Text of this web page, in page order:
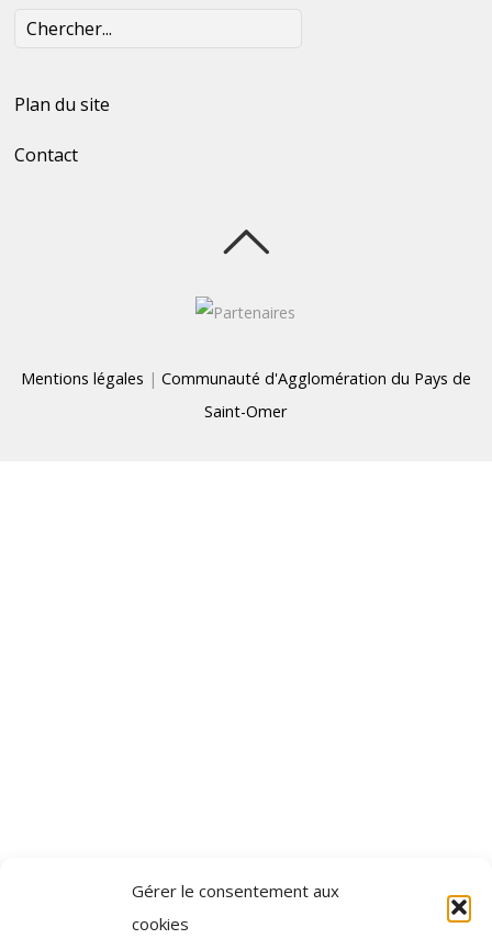
Gérer le consentement aux
cookies
Plan du site
Contact
Mentions légales | Communauté d'Agglomération du Pays de
Saint-Omer